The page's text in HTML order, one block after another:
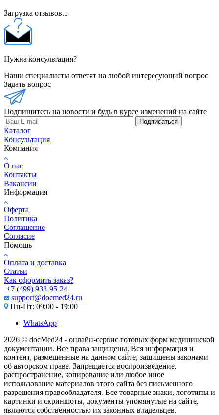
Загрузка отзывов...
Нужна консультация?
Наши специалисты ответят на любой интересующий вопрос
Задать вопрос
Подпишитесь на новости и будь в курсе изменений на сайте
Подписаться
Каталог
Консультация
Компания
О нас
Контакты
Вакансии
Информация
Оферта
Политика
Соглашение
Согласие
Помощь
Оплата и доставка
Статьи
Как оформить заказ?
+7 (499) 938-95-24
support@docmed24.ru
Пн-Пт: 09:00 - 19:00
WhatsApp
2026 © docMed24 - онлайн-сервис готовых форм медицинской
документации. Все права защищены. Вся информация и
контент, размещенные на данном сайте, защищены законами
об авторском праве. Запрещается воспроизведение,
распространение, копирование или любое иное
использование материалов этого сайта без письменного
разрешения правообладателя. Все товарные знаки, логотипы и
картинки и скриншоты, документы упомянутые на сайте,
являются собственностью их законных владельцев.